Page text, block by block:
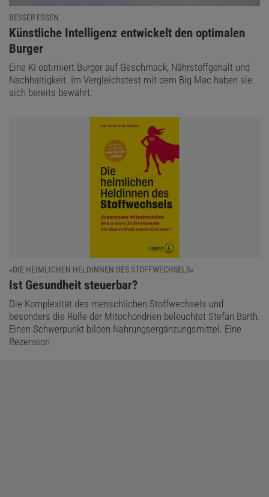
BESSER ESSEN
:
Künstliche Intelligenz entwickelt den optimalen
Burger
Eine KI optimiert Burger auf Geschmack, Nährstoffgehalt und
Nachhaltigkeit. Im Vergleichstest mit dem Big Mac haben sie
sich bereits bewährt.
»DIE HEIMLICHEN HELDINNEN DES STOFFWECHSELS«
:Ist Gesundheit steuerbar?
Die Komplexität des menschlichen Stoffwechsels und
besonders die Rolle der Mitochondrien beleuchtet Stefan Barth.
Einen Schwerpunkt bilden Nahrungsergänzungsmittel. Eine
Rezension